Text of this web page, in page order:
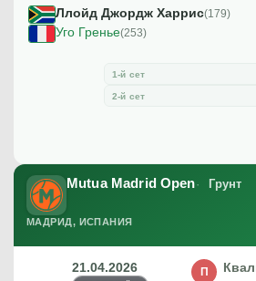
Ллойд Джордж Харрис(179)
Уго Гренье(253)
1-й сет
2-й сет
Mutua Madrid Open Грунт
МАДРИД, ИСПАНИЯ
21.04.2026 П